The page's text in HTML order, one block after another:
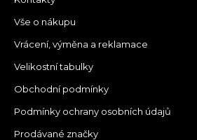
Vše o nákupu
Vrácení, výměna a reklamace
Velikostní tabulky
Obchodní podmínky
Podmínky ochrany osobních údajů
Prodávané značky